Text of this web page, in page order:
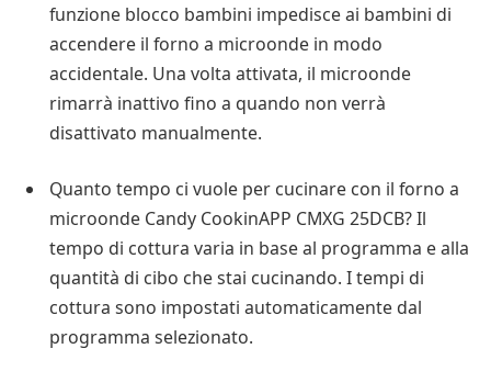
funzione blocco bambini impedisce ai bambini di
accendere il forno a microonde in modo
accidentale. Una volta attivata, il microonde
rimarrà inattivo fino a quando non verrà
disattivato manualmente.
Quanto tempo ci vuole per cucinare con il forno a
microonde Candy CookinAPP CMXG 25DCB? Il
tempo di cottura varia in base al programma e alla
quantità di cibo che stai cucinando. I tempi di
cottura sono impostati automaticamente dal
programma selezionato.